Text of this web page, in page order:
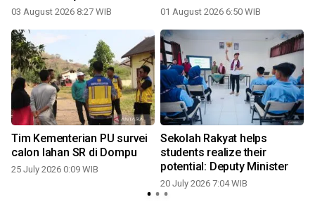
03 August 2026 8:27 WIB 01 August 2026 6:50 WIB
Tim Kementerian PU survei
calon lahan SR di Dompu
25 July 2026 0:09 WIB
Sekolah Rakyat helps
students realize their
potential: Deputy Minister
20 July 2026 7:04 WIB